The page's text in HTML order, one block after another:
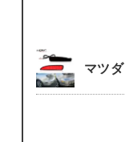
マツダ